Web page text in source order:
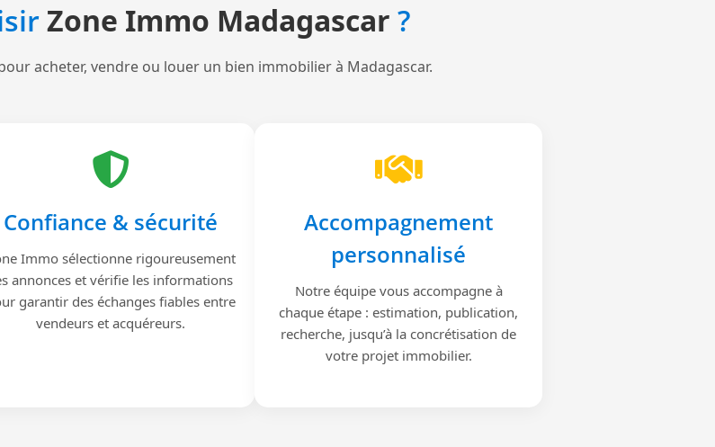
Zone Immo Madagascar ?
acheter, vendre ou louer un bien immobilier à Madagascar.
Confiance & sécurité
Immo sélectionne rigoureusement
annonces et vérifie les informations
garantir des échanges fiables entre
vendeurs et acquéreurs.
Accompagnement
personnalisé
Notre équipe vous accompagne à
chaque étape : estimation, publication,
recherche, jusqu’à la concrétisation de
votre projet immobilier.